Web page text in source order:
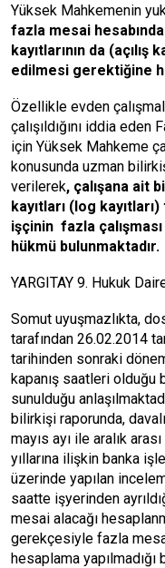
Yüksek Mahkemenin
fazla mesai hesabında
kayıtlarının da
edilmesi gerektiğine
Özellikle evden
çalışıldığını iddia
için Yüksek Mahkeme
konusunda uzman
verilerek, çalışana ait
kayıtları (log
işçinin fazla çalışması
hükmü bulunmaktadır.
YARGITAY 9. Hukuk
Somut uyuşmazlıkta,
tarafından 26.02.2014
tarihinden sonraki
kapanış saatleri olduğu
sunulduğu
bilirkişi raporunda,
mayıs ayı ile aralık
yıllarına ilişkin banka
üzerinde yapılan
saatte işyerinden
mesai alacağı
gerekçesiyle fazla
hesaplama